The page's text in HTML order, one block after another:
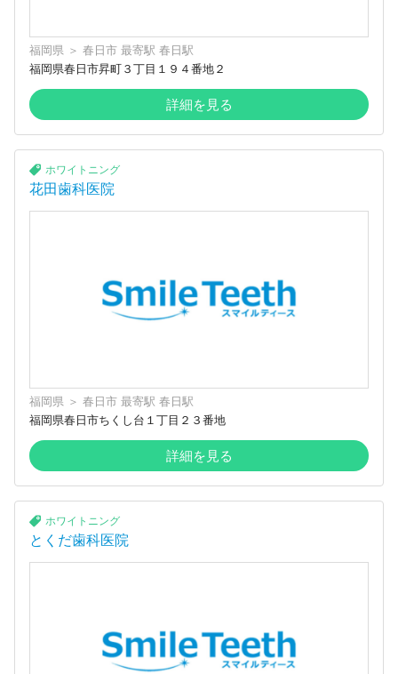
福岡県 ＞ 春日市 最寄駅 春日駅
福岡県春日市昇町３丁目１９４番地２
詳細を見る
ホワイトニング
花田歯科医院
福岡県 ＞ 春日市 最寄駅 春日駅
福岡県春日市ちくし台１丁目２３番地
詳細を見る
ホワイトニング
とくだ歯科医院